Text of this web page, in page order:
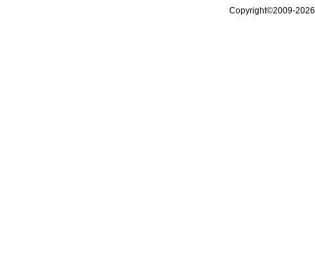
Copyright©2009-